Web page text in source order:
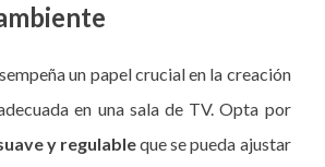
un papel crucial en la creación
en una sala de TV. Opta por
y regulableque se pueda ajustar